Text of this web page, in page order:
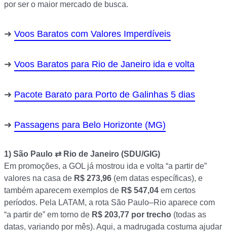
por ser o maior mercado de busca.
Voos Baratos com Valores Imperdíveis
Voos Baratos para Rio de Janeiro ida e volta
Pacote Barato para Porto de Galinhas 5 dias
Passagens para Belo Horizonte (MG)
1) São Paulo ⇄ Rio de Janeiro (SDU/GIG)
Em promoções, a GOL já mostrou ida e volta “a partir de”
valores na casa de R$ 273,96 (em datas específicas), e
também aparecem exemplos de R$ 547,04 em certos
períodos. Pela LATAM, a rota São Paulo–Rio aparece com
“a partir de” em torno de R$ 203,77 por trecho (todas as
datas, variando por mês). Aqui, a madrugada costuma ajudar